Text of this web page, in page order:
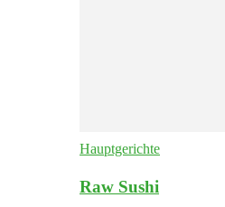
Hauptgerichte
Raw Sushi